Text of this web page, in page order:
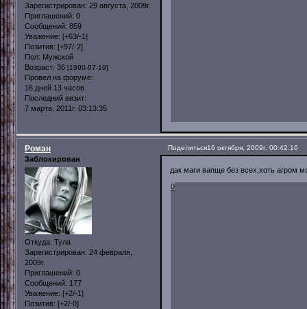
Зарегистрирован: 29 августа, 2009г.
Приглашений: 0
Сообщений: 859
Уважение: [+63/-1]
Позитив: [+97/-2]
Пол: Мужской
Возраст: 36 [1990-07-19]
Провел на форуме:
16 дней 13 часов
Последний визит:
7 марта, 2011г. 03:13:35
Поделиться16 октября, 2009г. 00:42:16
Роман
Заблокирован
Откуда: Тула
Зарегистрирован: 24 февраля,
2009г.
Приглашений: 0
Сообщений: 177
Уважение: [+2/-1]
Позитив: [+2/-0]
дак маги вапще без всех,хоть агром
0